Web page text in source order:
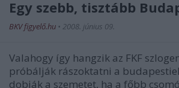
Egy szebb, tisztább
BKV figyelő.hu • 2008. június 09.
Valahogy így hangzik az FKF
próbálják rászoktatni a
dobják a szemetet, ha a főbb